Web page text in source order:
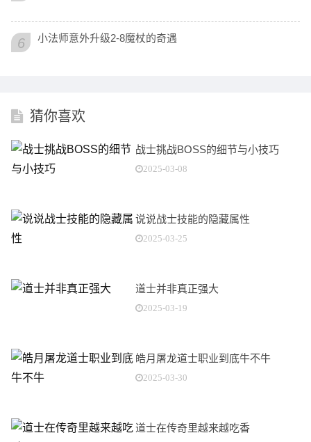
6 小法师意外升级2-8魔杖的奇遇
猜你喜欢
战士挑战BOSS的细节与小技巧
2025-03-08
说说战士技能的隐藏属性
2025-03-25
道士并非真正强大
2025-03-19
皓月屠龙道士职业到底牛不牛
2025-03-30
道士在传奇里越来越吃香